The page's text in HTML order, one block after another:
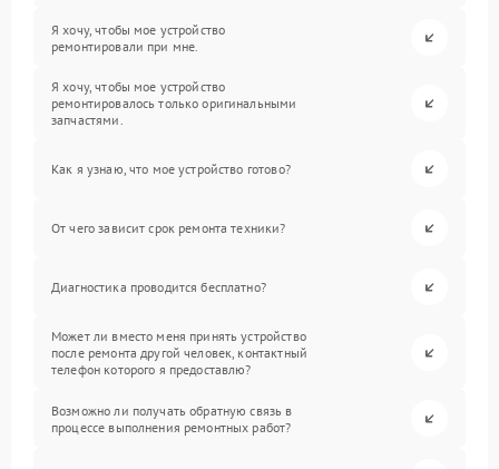
Я хочу, чтобы мое устройство
ремонтировали при мне.
Я хочу, чтобы мое устройство
ремонтировалось только оригинальными
запчастями.
Как я узнаю, что мое устройство готово?
От чего зависит срок ремонта техники?
Диагностика проводится бесплатно?
Может ли вместо меня принять устройство
после ремонта другой человек, контактный
телефон которого я предоставлю?
Возможно ли получать обратную связь в
процессе выполнения ремонтных работ?